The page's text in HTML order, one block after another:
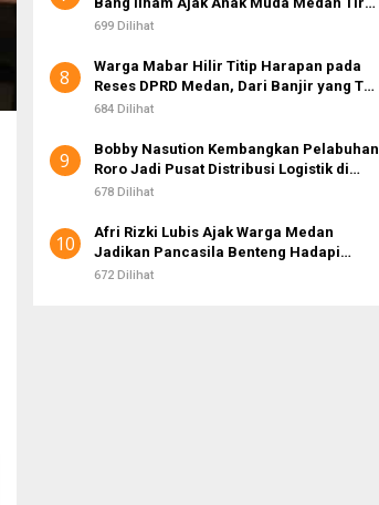
Kejayaan Legenda Bola 80-an
699 Dilihat
8
Warga Mabar Hilir Titip Harapan pada
Reses DPRD Medan, Dari Banjir yang Tak
Kunjung Surut hingga Layanan IKD
684 Dilihat
9
Bobby Nasution Kembangkan Pelabuhan
Roro Jadi Pusat Distribusi Logistik di
Kepulauan Nias
678 Dilihat
10
Afri Rizki Lubis Ajak Warga Medan
Jadikan Pancasila Benteng Hadapi
Hoaks dan Perpecahan di Era Digital
672 Dilihat